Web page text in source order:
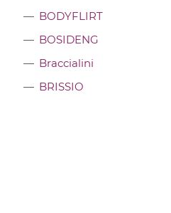
BODYFLIRT
BOSIDENG
Braccialini
BRISSIO